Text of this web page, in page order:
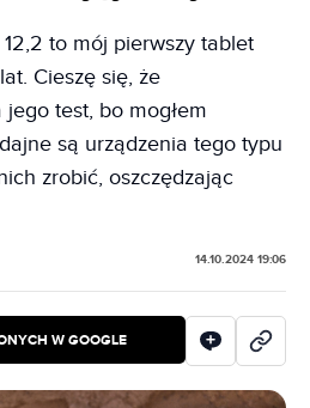
to mój pierwszy tablet
Cieszę się, że
test, bo mogłem
są urządzenia tego typu
zrobić, oszczędzając
14.10.2024 19:06
W GOOGLE